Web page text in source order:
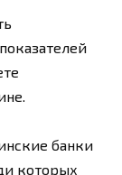
банки
которых